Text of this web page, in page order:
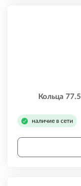
Кольца
наличие в сети